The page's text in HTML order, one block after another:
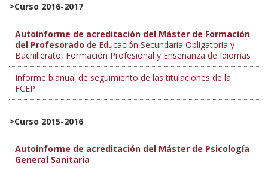
>Curso 2016-2017
Autoinforme de acreditación del Máster de Formación
del Profesorado de Educación Secundaria Obligatoria y
Bachillerato, Formación Profesional y Enseñanza de Idiomas
Informe bianual de seguimiento de las titulaciones de la
FCEP
>Curso 2015-2016
Autoinforme de acreditación del Máster de Psicología
General Sanitaria